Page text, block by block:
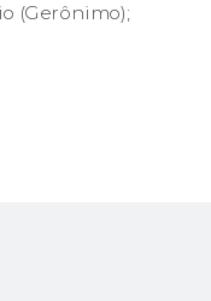
(Gerônimo);